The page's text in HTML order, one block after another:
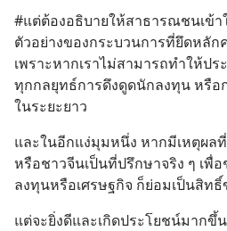
#แต่ต้องอธิบายให้สาธารณชนเข้า
ตัวอย่างของกระบวนการที่ยึดหลัก
เพราะหากเราไม่สามารถทำให้ป
ทุกกลยุทธ์การดึงดูดนักลงทุน หรือ
ในระยะยาว
และในอีกแง่มุมหนึ่ง หากมีเหตุผล
หรือชาวจีนเป็นที่ปรึกษาจริง ๆ เพื่
ลงทุนหรือเศรษฐกิจ ก็ย่อมเป็นสิท
แต่จะยิ่งดีและเกิดประโยชน์มากขึ้